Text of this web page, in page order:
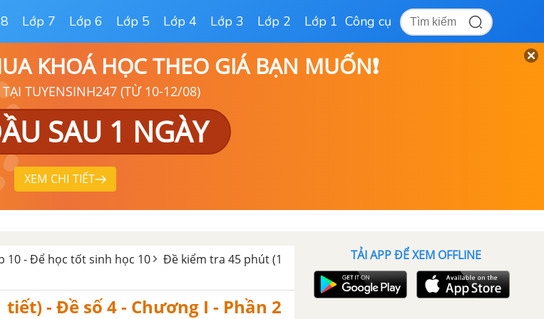
Lớp 7 Lớp 6 Lớp 5 Lớp 4 Lớp 3 Lớp 2 Lớp 1 Công cụ
KHOÁ HỌC THEO GIÁ BẠN MUỐN❗
TUYENSINH247 (TỪ 10-12/08)
SAU 1 NGÀY
XEM CHI TIẾT
10 - Để học tốt sinh học 10
Đề kiểm tra 45 phút (1
- Đề số 4 - Chương I - Phần 2
TẢI APP ĐỂ XEM OFFLINE